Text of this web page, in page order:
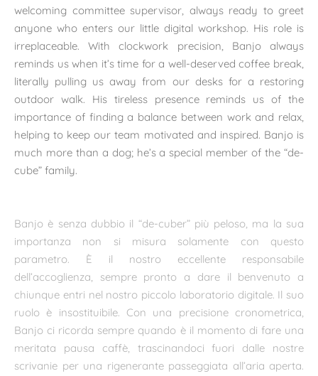
welcoming committee supervisor, always ready to greet
anyone who enters our little digital workshop. His role is
irreplaceable. With clockwork precision, Banjo always
reminds us when it’s time for a well-deserved coffee break,
literally pulling us away from our desks for a restoring
outdoor walk. His tireless presence reminds us of the
importance of finding a balance between work and relax,
helping to keep our team motivated and inspired. Banjo is
much more than a dog; he’s a special member of the “de-
cube” family.
Banjo è senza dubbio il “de-cuber” più peloso, ma la sua
importanza non si misura solamente con questo
parametro. È il nostro eccellente responsabile
dell’accoglienza, sempre pronto a dare il benvenuto a
chiunque entri nel nostro piccolo laboratorio digitale. Il suo
ruolo è insostituibile. Con una precisione cronometrica,
Banjo ci ricorda sempre quando è il momento di fare una
meritata pausa caffè, trascinandoci fuori dalle nostre
scrivanie per una rigenerante passeggiata all’aria aperta.